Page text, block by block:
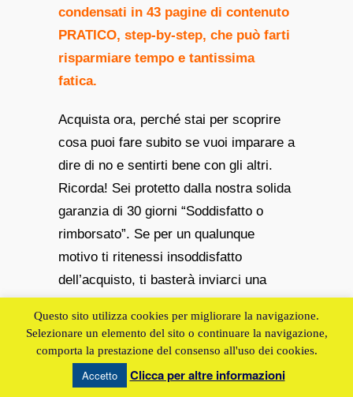
condensati in 43 pagine di contenuto
PRATICO, step-by-step, che può farti
risparmiare tempo e tantissima
fatica.
Acquista ora, perché stai per scoprire
cosa puoi fare subito se vuoi imparare a
dire di no e sentirti bene con gli altri.
Ricorda! Sei protetto dalla nostra solida
garanzia di 30 giorni “Soddisfatto o
rimborsato”. Se per un qualunque
motivo ti ritenessi insoddisfatto
dell’acquisto, ti basterà inviarci una
semplice e-mail e noi ti restituiremo
quanto pagato, senza cavilli, senza farti
domande.
Straordinaria
Questo sito utilizza cookies per migliorare la navigazione.
Selezionare un elemento del sito o continuare la navigazione,
comporta la prestazione del consenso all'uso dei cookies.
Accetto Clicca per altre informazioni